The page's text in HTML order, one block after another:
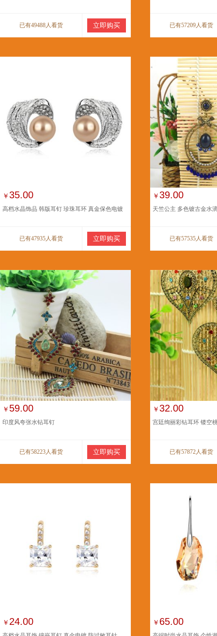
已有49488人看货 立即购买 已有57209人看货
￥35.00
高档水晶饰品 韩版耳钉 珍珠耳环 真金保色电镀
已有47935人看货 立即购买
￥39.00
天竺公主 多色镀古金水
已有57535人看货
￥ 59.00
印度风夸张水钻耳钉
已有58223人看货 立即购买
￥32.00
宫廷绚丽彩钻耳环 镂空
已有57872人看货
￥ 24.00 ￥ 65.00